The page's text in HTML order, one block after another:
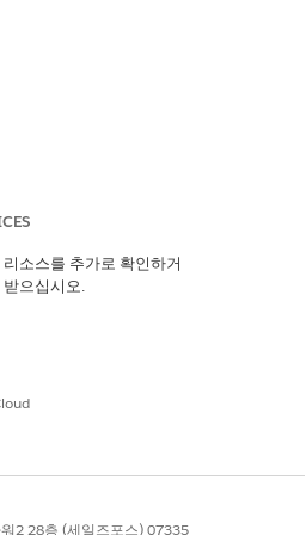
소스를 추가로 확인하거
으십시오.
2 28층 (세일즈포스) 07335